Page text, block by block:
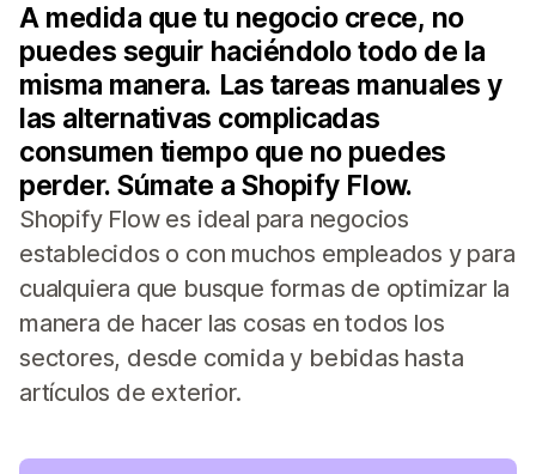
A medida que tu negocio crece, no
puedes seguir haciéndolo todo de la
misma manera. Las tareas manuales y
las alternativas complicadas
consumen tiempo que no puedes
perder. Súmate a Shopify Flow.
Shopify Flow es ideal para negocios
establecidos o con muchos empleados y para
cualquiera que busque formas de optimizar la
manera de hacer las cosas en todos los
sectores, desde comida y bebidas hasta
artículos de exterior.